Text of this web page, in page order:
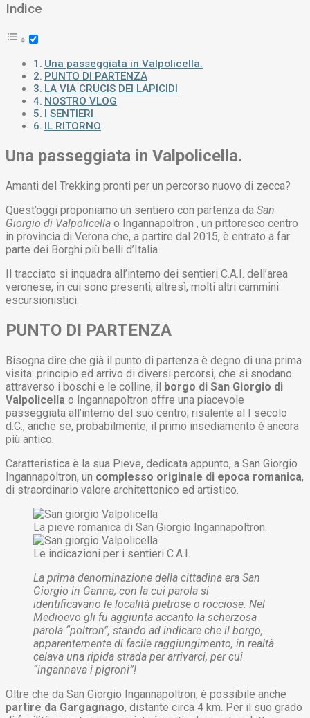
Indice
Una passeggiata in Valpolicella.
PUNTO DI PARTENZA
LA VIA CRUCIS DEI LAPICIDI
NOSTRO VLOG
I SENTIERI
IL RITORNO
Una passeggiata in Valpolicella.
Amanti del Trekking pronti per un percorso nuovo di zecca?
Quest’oggi proponiamo un sentiero con partenza da San
Giorgio di Valpolicella o Ingannapoltron , un pittoresco centro
in provincia di Verona che, a partire dal 2015, è entrato a far
parte dei Borghi più belli d’Italia.
Il tracciato si inquadra all’interno dei sentieri C.A.I. dell’area
veronese, in cui sono presenti, altresì, molti altri cammini
escursionistici.
PUNTO DI PARTENZA
Bisogna dire che già il punto di partenza è degno di una prima
visita: principio ed arrivo di diversi percorsi, che si snodano
attraverso i boschi e le colline, il borgo di San Giorgio di
Valpolicella o Ingannapoltron offre una piacevole
passeggiata all’interno del suo centro, risalente al I secolo
d.C., anche se, probabilmente, il primo insediamento è ancora
più antico.
Caratteristica è la sua Pieve, dedicata appunto, a San Giorgio
Ingannapoltron, un complesso originale di epoca romanica,
di straordinario valore architettonico ed artistico.
La pieve romanica di San Giorgio Ingannapoltron.
Le indicazioni per i sentieri C.A.I.
La prima denominazione della cittadina era San
Giorgio in Ganna, con la cui parola si
identificavano le località pietrose o rocciose. Nel
Medioevo gli fu aggiunta accanto la scherzosa
parola “poltron”, stando ad indicare che il borgo,
apparentemente di facile raggiungimento, in realtà
celava una ripida strada per arrivarci, per cui
“ingannava i pigroni”!
Oltre che da San Giorgio Ingannapoltron, è possibile anche
partire da Gargagnago, distante circa 4 km. Per il suo grado